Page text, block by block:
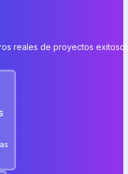
reales de proyectos